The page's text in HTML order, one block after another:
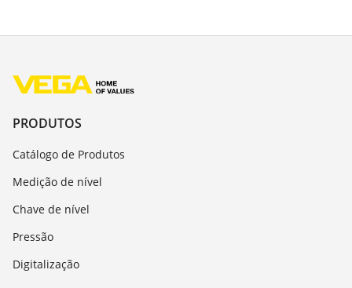
PRODUTOS
Catálogo de Produtos
Medição de nível
Chave de nível
Pressão
Digitalização